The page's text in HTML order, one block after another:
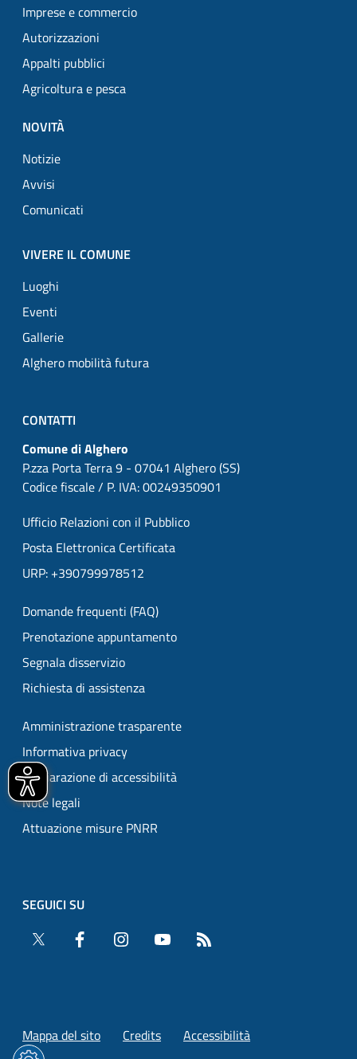
Imprese e commercio
Autorizzazioni
Appalti pubblici
Agricoltura e pesca
NOVITÀ
Notizie
Avvisi
Comunicati
VIVERE IL COMUNE
Luoghi
Eventi
Gallerie
Alghero mobilità futura
CONTATTI
Comune di Alghero
P.zza Porta Terra 9 - 07041 Alghero (SS)
Codice fiscale / P. IVA: 00249350901
Ufficio Relazioni con il Pubblico
Posta Elettronica Certificata
URP: +390799978512
Domande frequenti (FAQ)
Prenotazione appuntamento
Segnala disservizio
Richiesta di assistenza
Amministrazione trasparente
Informativa privacy
Dichiarazione di accessibilità
Note legali
Attuazione misure PNRR
SEGUICI SU
Twitter
Facebook Instagram YouTube
Mappa del sito Credits Accessibilità